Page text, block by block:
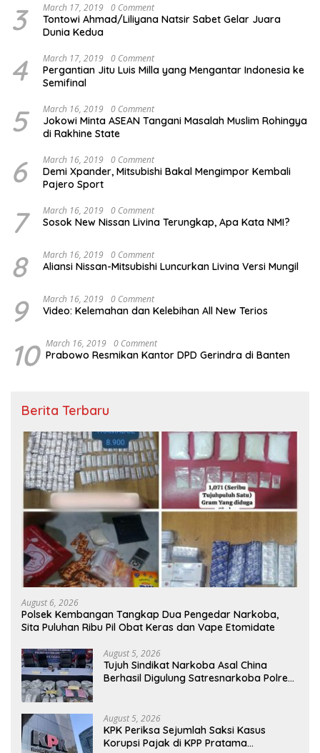
3 March 17, 2019 0 Comment
Tontowi Ahmad/Liliyana Natsir Sabet Gelar Juara
Dunia Kedua
4 March 17, 2019 0 Comment
Pergantian Jitu Luis Milla yang Mengantar Indonesia ke
Semifinal
5 March 16, 2019 0 Comment
Jokowi Minta ASEAN Tangani Masalah Muslim Rohingya
di Rakhine State
6 March 16, 2019 0 Comment
Demi Xpander, Mitsubishi Bakal Mengimpor Kembali
Pajero Sport
7 March 16, 2019 0 Comment
Sosok New Nissan Livina Terungkap, Apa Kata NMI?
8 March 16, 2019 0 Comment
Aliansi Nissan-Mitsubishi Luncurkan Livina Versi Mungil
9 March 16, 2019 0 Comment
Video: Kelemahan dan Kelebihan All New Terios
10 March 16, 2019 0 Comment
Prabowo Resmikan Kantor DPD Gerindra di Banten
Berita Terbaru
August 6, 2026
Polsek Kembangan Tangkap Dua Pengedar Narkoba,
Sita Puluhan Ribu Pil Obat Keras dan Vape Etomidate
August 5, 2026
Tujuh Sindikat Narkoba Asal China
Berhasil Digulung Satresnarkoba Polres
August 5, 2026
KPK Periksa Sejumlah Saksi Kasus
Korupsi Pajak di KPP Pratama